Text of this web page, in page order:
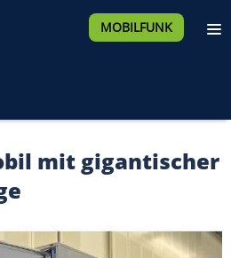
MOBILFUNK
mit gigantischer